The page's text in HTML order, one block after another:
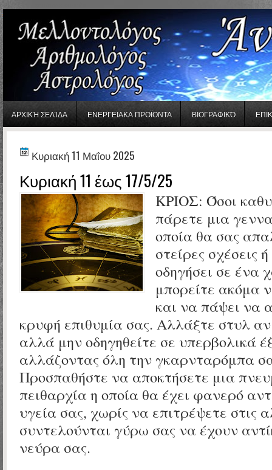
ΑΡΧΙΚΉ ΣΕΛΊΔΑ ΕΝΕΡΓΕΙΑΚΑ ΠΡΟΪΟΝΤΑ ΒΙΟΓΡΑΦΙΚΌ
Κυριακή 11 Μαΐου 2025
Κυριακή 11 έως 17/5/25
ΚΡΙΟΣ: Όσοι
πάρετε μια
οποία θα σας
στείρες σχέσεις
οδηγήσει σε ένα
μπορείτε ακόμα
και να πάψει να
κρυφή επιθυμία σας. Αλλάξτε στυλ αν
αλλά μην οδηγηθείτε σε υπερβολικά
αλλάζοντας όλη την γκαρνταρόμπα
Προσπαθήστε να αποκτήσετε μια
πειθαρχία η οποία θα έχει φανερό
υγεία σας, χωρίς να επιτρέψετε στις
συντελούνται γύρω σας να έχουν
νεύρα σας.